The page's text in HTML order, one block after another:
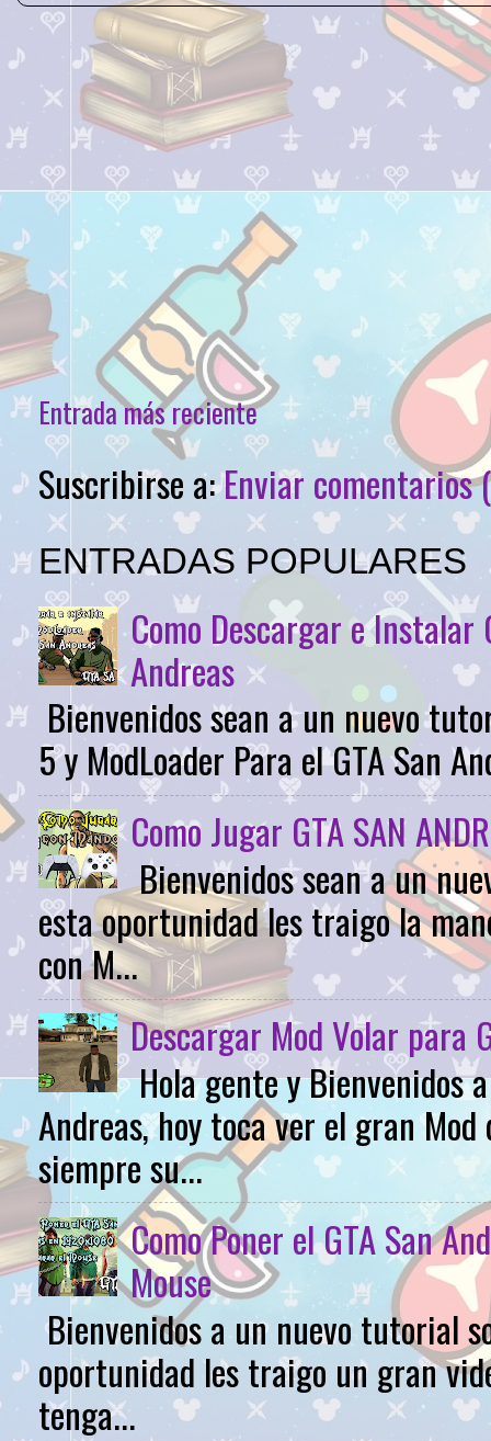
Entrada más reciente
Suscribirse a:Enviar comentarios
ENTRADAS POPULARES
Como Descargar e Instalar
Andreas
Bienvenidos sean a un nuevo
5 y ModLoader Para el GTA San
Como Jugar GTA SAN
Bienvenidos sean a un
esta oportunidad les traigo la
con M...
Descargar Mod Volar para
Hola gente y Bienvenidos
Andreas, hoy toca ver el gran
siempre su...
Como Poner el GTA San
Mouse
Bienvenidos a un nuevo tutorial
oportunidad les traigo un gran
tenga...